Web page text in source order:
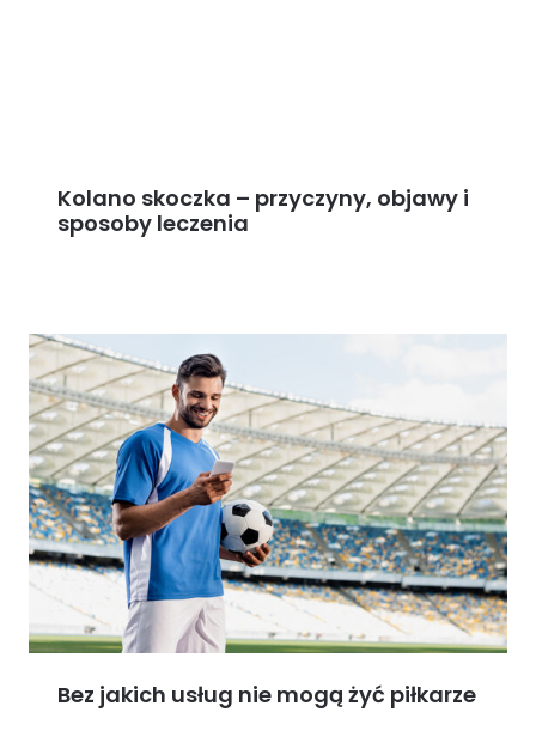
Kolano skoczka – przyczyny, objawy i
sposoby leczenia
Bez jakich usług nie mogą żyć piłkarze